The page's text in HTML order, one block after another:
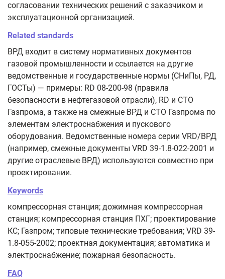
согласовании технических решений с заказчиком и
эксплуатационной организацией.
Related standards
ВРД входит в систему нормативных документов
газовой промышленности и ссылается на другие
ведомственные и государственные нормы (СНиПы, РД,
ГОСТы) — примеры: RD 08-200-98 (правила
безопасности в нефтегазовой отрасли), RD и СТО
Газпрома, а также на смежные ВРД и СТО Газпрома по
элементам электроснабжения и пускового
оборудования. Ведомственные номера серии VRD/ВРД
(например, смежные документы VRD 39-1.8-022-2001 и
другие отраслевые ВРД) используются совместно при
проектировании.
Keywords
компрессорная станция; дожимная компрессорная
станция; компрессорная станция ПХГ; проектирование
КС; Газпром; типовые технические требования; VRD 39-
1.8-055-2002; проектная документация; автоматика и
электроснабжение; пожарная безопасность.
FAQ